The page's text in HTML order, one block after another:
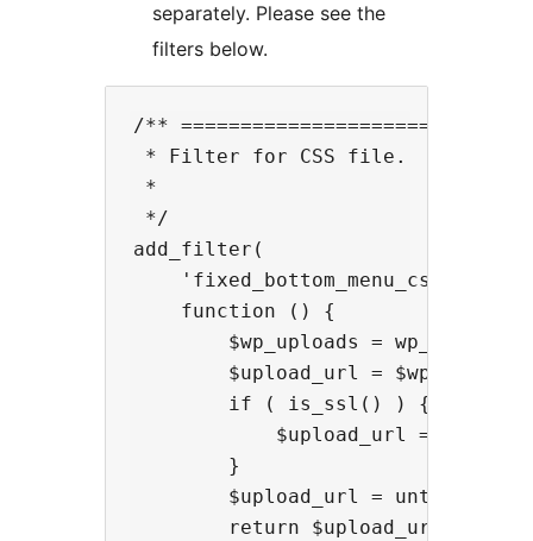
separately. Please see the
filters below.
/**
* Filter for CSS file.
*
*/
add_filter(
    'fixed_bottom_menu_css_url',
    function () {
$wp_uploads =
$upload_url =
        if ( is_ssl() ) {
$upload_url =
        }
$upload_url =
return $upload_url . '/